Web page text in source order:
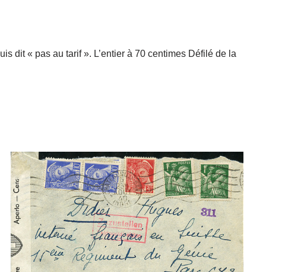
dit « pas au tarif ». L’entier à 70 centimes Défilé de la